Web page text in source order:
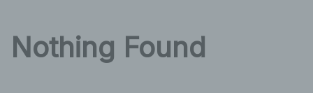
Nothing Found